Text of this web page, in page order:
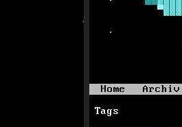
Home Archiv
Tags